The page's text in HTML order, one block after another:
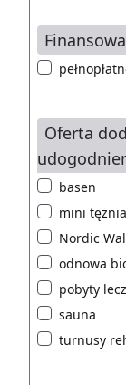
Oferta
basen
mini
Nordic
odnowa
pobyty
sauna
turnusy